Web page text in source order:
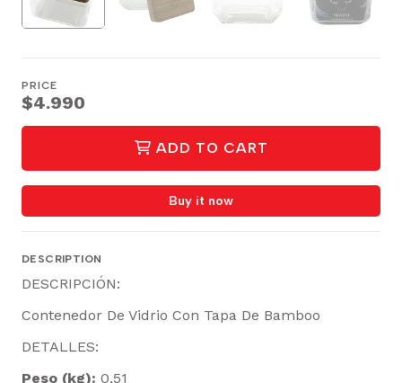
PRICE
$4.990
ADD TO CART
Buy it now
DESCRIPTION
DESCRIPCIÓN:
Contenedor De Vidrio Con Tapa De Bamboo
DETALLES:
Peso (kg): 0,51